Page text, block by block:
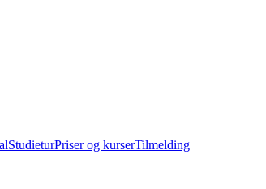
StudieturPriser og kurserTilmelding